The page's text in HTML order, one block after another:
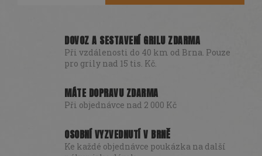
DOVOZ A SESTAVENÍ GRILU ZDARMA
Při vzdálenosti do 40 km od Brna. Pouze
pro grily nad 15 tis. Kč.
MÁTE DOPRAVU ZDARMA
Při objednávce nad 2 000 Kč
OSOBNÍ VYZVEDNUTÍ V BRNĚ
Ke každé objednávce poukázka na další